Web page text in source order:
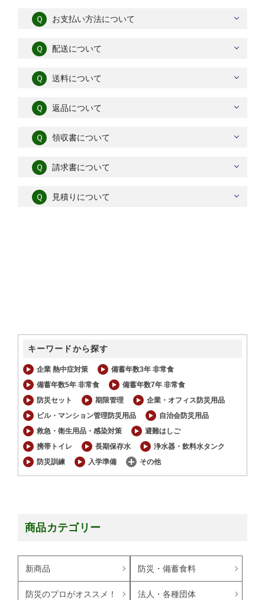
Ｑ お支払い方法について
Ｑ 配送について
Ｑ 送料について
Ｑ 返品について
Ｑ 領収書について
Ｑ 請求書について
Ｑ 見積りについて
キーワードから探す
企業 熱中症対策
備蓄年数3年 非常食
備蓄年数5年 非常食
備蓄年数7年 非常食
防災セット
期限管理
企業・オフィス防災用品
ビル・マンション管理防災用品
自治会防災用品
救急・衛生用品・感染対策
避難はしご
携帯トイレ
長期保存水
浄水器・飲料水タンク
防災訓練
入学準備 その他
商品カテゴリー
新商品 防災・備蓄食料
防災のプロがオススメ！ 法人・各種団体